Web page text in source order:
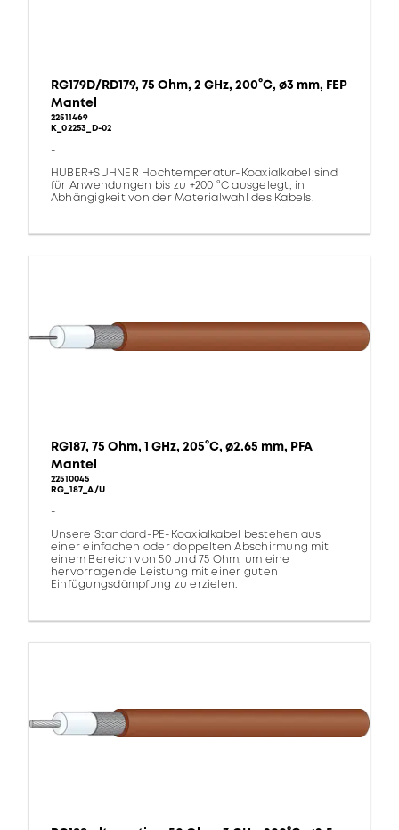
RG179D/RD179, 75 Ohm, 2 GHz, 200°C, ø3 mm, FEP
Mantel
22511469
K_02253_D-02
-
HUBER+SUHNER Hochtemperatur-Koaxialkabel sind
für Anwendungen bis zu +200 °C ausgelegt, in
Abhängigkeit von der Materialwahl des Kabels.
RG187, 75 Ohm, 1 GHz, 205°C, ø2.65 mm, PFA
Mantel
22510045
RG_187_A/U
-
Unsere Standard-PE-Koaxialkabel bestehen aus
einer einfachen oder doppelten Abschirmung mit
einem Bereich von 50 und 75 Ohm, um eine
hervorragende Leistung mit einer guten
Einfügungsdämpfung zu erzielen.